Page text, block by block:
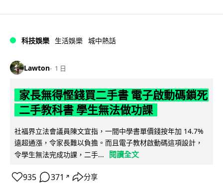
科技娛樂 生活娛樂 城中熱話
Lawton 1 日
家長無得慳錢買二手書 電子啟動碼鎖死
二手教科書 學生無法做功課
社福界立法會議員陳文宜指，一間中學書單價錢按年加 14.7%
遠超通漲，令家長難以負擔。而且電子教材啟動碼這項設計，
令學生無法完成功課，二手...
閱讀全文
935 371 ↗ 分享